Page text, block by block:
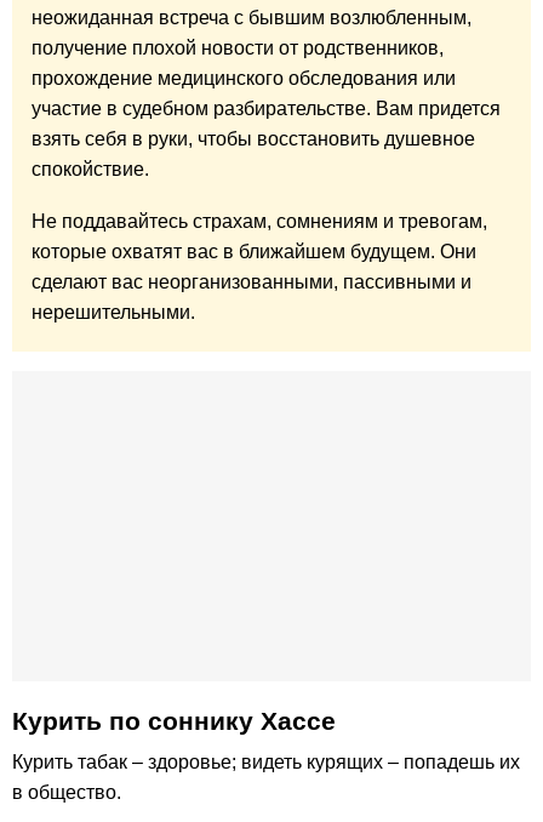
неожиданная встреча с бывшим возлюбленным,
получение плохой новости от родственников,
прохождение медицинского обследования или
участие в судебном разбирательстве. Вам придется
взять себя в руки, чтобы восстановить душевное
спокойствие.
Не поддавайтесь страхам, сомнениям и тревогам,
которые охватят вас в ближайшем будущем. Они
сделают вас неорганизованными, пассивными и
нерешительными.
Курить по соннику Хассе
Курить табак – здоровье; видеть курящих – попадешь их
в общество.